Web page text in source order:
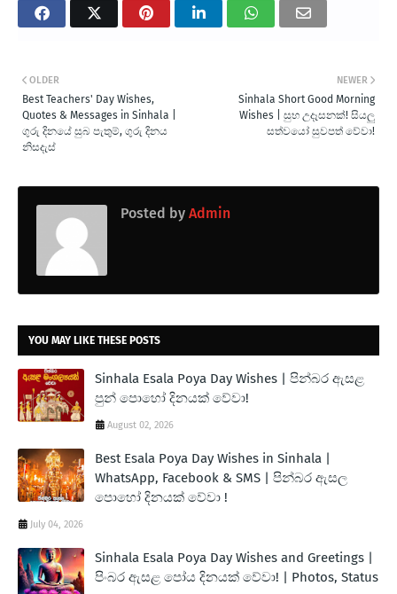
NEWER
Sinhala Short Good Morning
Wishes | සුභ උදෑසනක්! සියලු
සත්වයෝ සුවපත් වේවා!
OLDER
Best Teachers' Day Wishes,
Quotes & Messages in Sinhala |
ගුරු දිනයේ සුබ පැතුම්, ගුරු දිනය
නිසදැස්
Posted by Admin
YOU MAY LIKE THESE POSTS
Sinhala Esala Poya Day Wishes | පින්බර ඇසළ
පුන් පොහෝ දිනයක් වේවා!
August 02, 2026
Best Esala Poya Day Wishes in Sinhala |
WhatsApp, Facebook & SMS | පින්බර ඇසල
පොහෝ දිනයක් වේවා !
July 04, 2026
Sinhala Esala Poya Day Wishes and Greetings |
පිංබර ඇසළ පෝය දිනයක් වේවා! | Photos, Status